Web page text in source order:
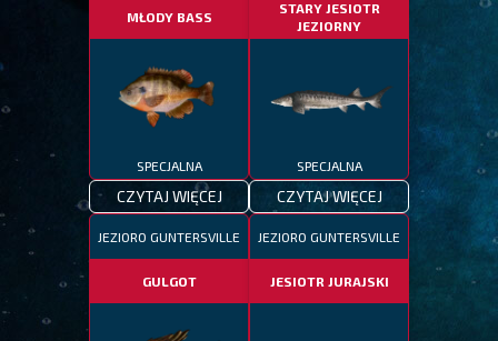
MŁODY BASS
SPECJALNA
CZYTAJ WIĘCEJ
STARY JESIOTR
JEZIORNY
SPECJALNA
CZYTAJ WIĘCEJ
JEZIORO GUNTERSVILLE
GULGOT
JEZIORO GUNTERSVILLE
JESIOTR JURAJSKI